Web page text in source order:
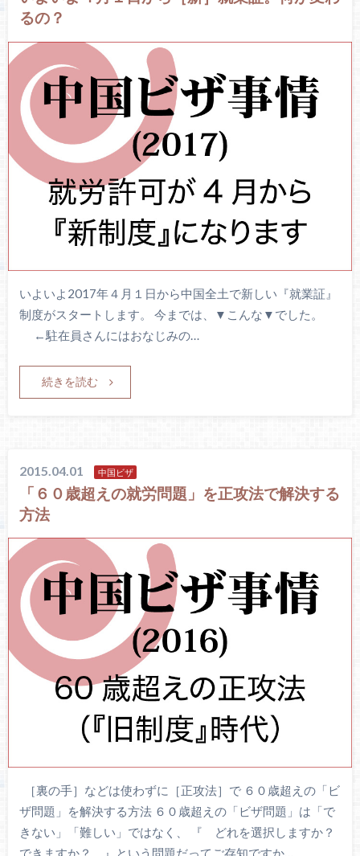
るの？
いよいよ2017年４月１日から中国全土で新しい『就業証』
制度がスタートします。 今までは、▼こんな▼でした。
←駐在員さんにはおなじみの…
続きを読む
2015.04.01 中国ビザ
「６０歳超えの就労問題」を正攻法で解決する
方法
［裏の手］などは使わずに［正攻法］で ６０歳超えの「ビ
ザ問題」を解決する方法 ６０歳超えの「ビザ問題」は「で
きない」「難しい」ではなく、 『 どれを選択しますか？
できますか？ 』という問題だってご存知ですか…